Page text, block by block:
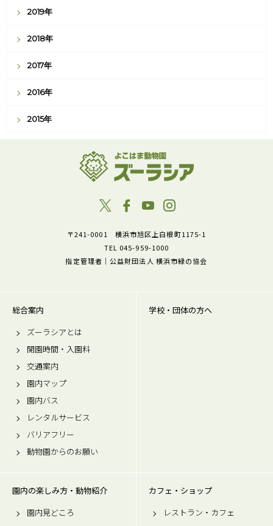
2019年
2018年
2017年
2016年
2015年
〒241-0001 横浜市旭区上白根町1175-1
TEL 045-959-1000
指定管理者｜公益財団法人 横浜市緑の協会
総合案内
ズーラシアとは
開園時間・入園料
交通案内
園内マップ
園内バス
レンタルサービス
バリアフリー
動物園からのお願い
学校・団体の方へ
園内の楽しみ方・動物紹介
園内見どころ
カフェ・ショップ
レストラン・カフェ